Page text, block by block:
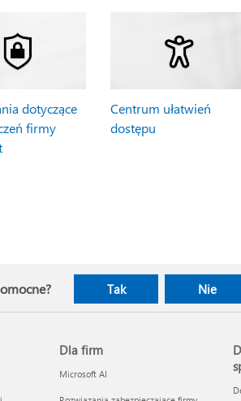
dotyczące
firmy
Centrum ułatwień
dostępu
Tak Nie
Dla firm
Microsoft AI